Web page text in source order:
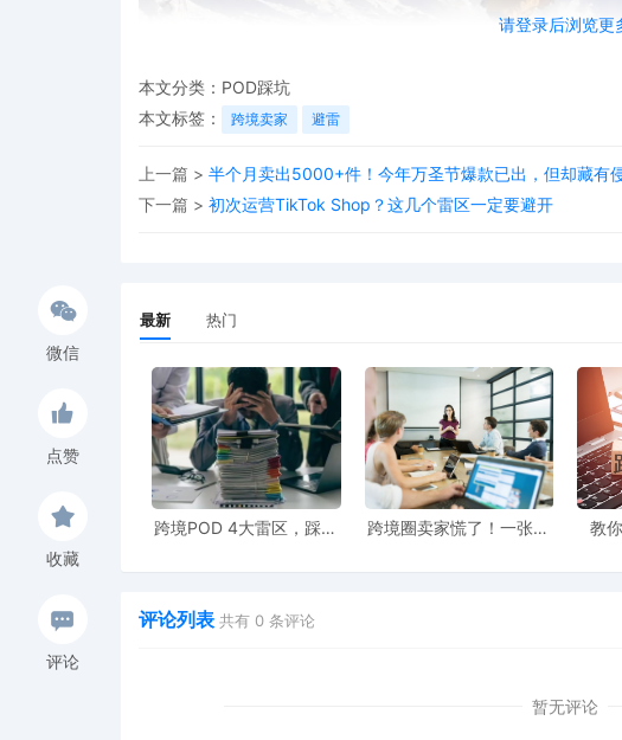
请登录后浏览更
案件信息：
起诉时间：2025年5月1日
案件号：25-cv-02428
代理律所：Sladkus Law
微信
点赞
收藏
评论
本文分类： POD踩坑
本文标签：
跨境卖家 避雷
上一篇 > 半个月卖出5000+件！今年万圣节爆款已出，但却藏有
下一篇 > 初次运营TikTok Shop？这几个雷区一定要避开
最新 热门
跨境POD 4大雷区，踩中
跨境圈卖家慌了！一张图
教
评论列表 共有 0 条评论
暂无评论